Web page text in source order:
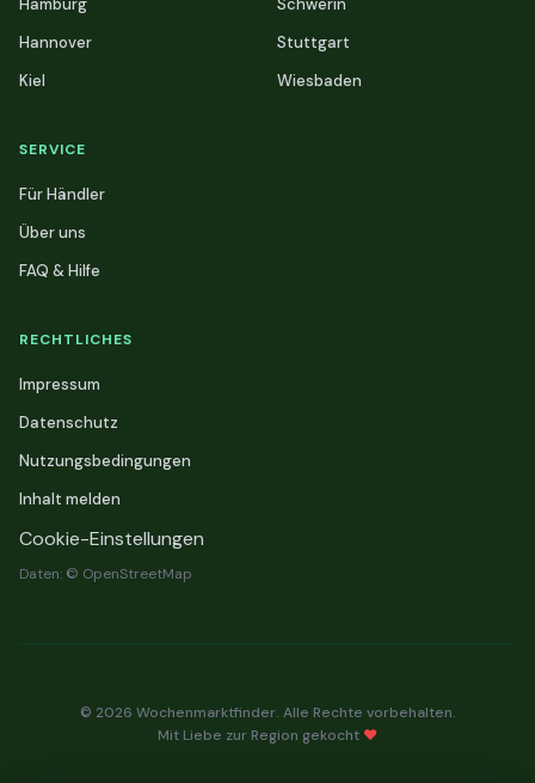
Hamburg
Hannover
Kiel
Schwerin
Stuttgart
Wiesbaden
SERVICE
Für Händler
Über uns
FAQ & Hilfe
RECHTLICHES
Impressum
Datenschutz
Nutzungsbedingungen
Inhalt melden
Cookie-Einstellungen
Daten: © OpenStreetMap
© 2026 Wochenmarktfinder. Alle Rechte vorbehalten.
Mit Liebe zur Region gekocht ❤